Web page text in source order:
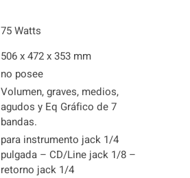
75 Watts
506 x 472 x 353 mm
no posee
Volumen, graves, medios,
agudos y Eq Gráfico de 7
bandas.
para instrumento jack 1/4
pulgada – CD/Line jack 1/8 –
retorno jack 1/4